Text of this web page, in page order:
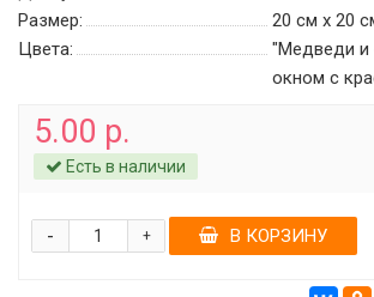
Размер:
20 см х 20
Цвета:
"Медведи и
окном c
5.00 р.
Есть в наличии
+
- В КОРЗИНУ